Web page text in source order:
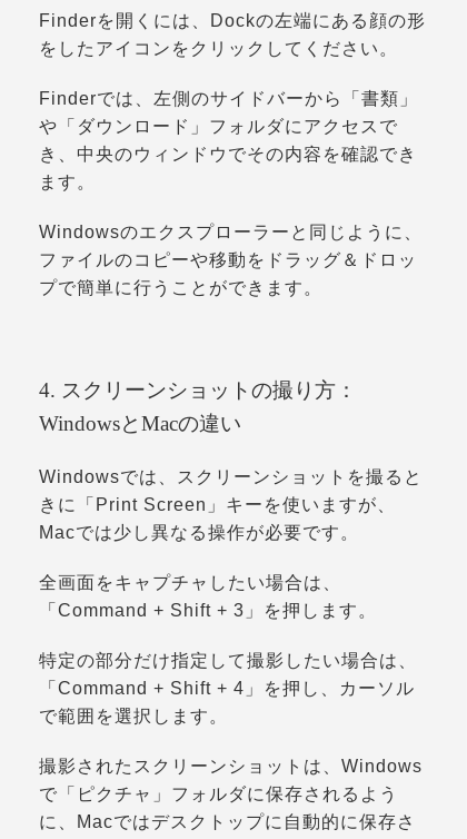
Finderを開くには、Dockの左端にある顔の形
をしたアイコンをクリックしてください。
Finderでは、左側のサイドバーから「 書類 」
や「 ダウンロード 」フォルダにアクセスで
き、中央のウィンドウでその内容を確認でき
ます。
Windowsのエクスプローラーと同じように、
ファイルのコピーや移動をドラッグ＆ドロッ
プで簡単に行うことができます。
4. スクリーンショットの撮り方：
WindowsとMacの違い
Windowsでは、スクリーンショットを撮ると
きに「 Print Screen 」キーを使いますが、
Macでは少し異なる操作が必要です。
全画面をキャプチャしたい場合は、
「 Command + Shift + 3 」を押します。
特定の部分だけ指定して撮影したい場合は、
「 Command + Shift + 4 」を押し、カーソル
で範囲を選択します。
撮影されたスクリーンショットは、Windows
で「 ピクチャ 」フォルダに保存されるよう
に、Macではデスクトップに自動的に保存さ